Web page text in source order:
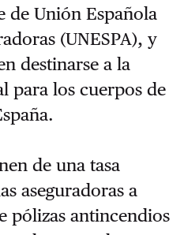
de Unión Española
(UNESPA), y
destinarse a la
para los cuerpos de
de una tasa
aseguradoras a
pólizas antincendios